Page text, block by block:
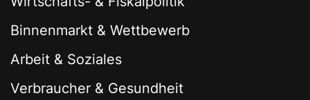
Binnenmarkt & Wettbewerb
Arbeit & Soziales
Verbraucher & Gesundheit